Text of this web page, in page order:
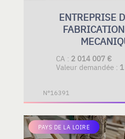
ENTREPRISE
CA : 2 014 007 €
Valeur demandée :
N°16391
PAYS DE LA LOIRE